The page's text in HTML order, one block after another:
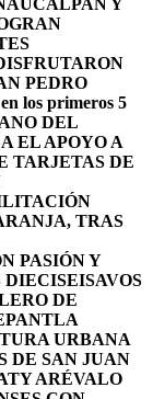
Y
PEDRO
los primeros 5
DEL
EL APOYO A
TARJETAS DE
TRAS
PASIÓN Y
DE
URBANA
DE SAN JUAN
ARÉVALO